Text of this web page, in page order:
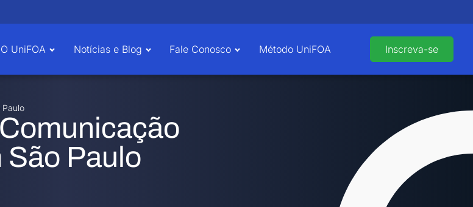
O UniFOA Notícias e Blog Fale Conosco Método UniFOA Inscreva-se
Paulo
São Paulo